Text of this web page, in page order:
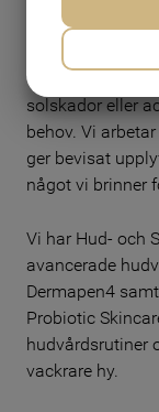
Vi vill att du ska
kommer till oss
verkligen ger
solskador eller
behov. Vi
ger bevisat
något vi brinner
Vi har Hud- och
avancerade
Dermapen4
Probiotic
hudvårdsrutiner
vackrare hy.